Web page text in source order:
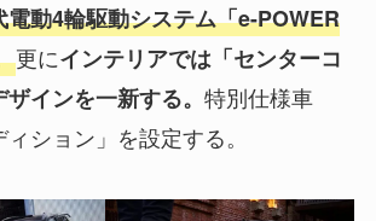
動4輪駆動システム「e-POWER
更にインテリアでは「センターコ
インを一新する。 特別仕様車
ィション」を設定する。